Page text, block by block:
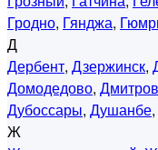
Гродно, Гянджа,
Д
Дербент, Дзержинск,
Домодедово, Дмитров
Дубоссары, Душанбе,
Ж